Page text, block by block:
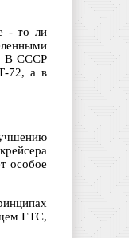
- то ли
В СССР
72, а в
особое
ГТС,